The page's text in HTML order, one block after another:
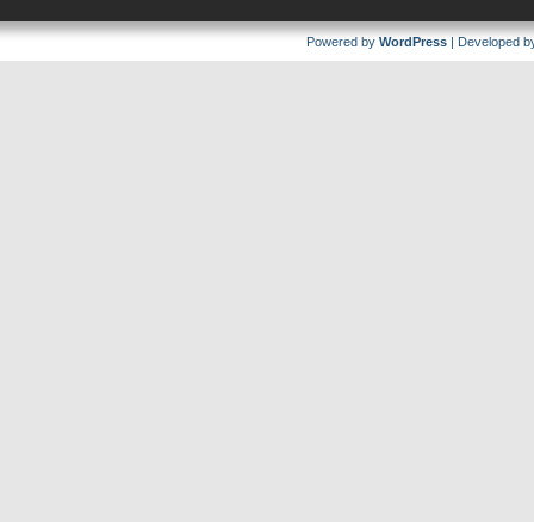
Powered by WordPress | Developed